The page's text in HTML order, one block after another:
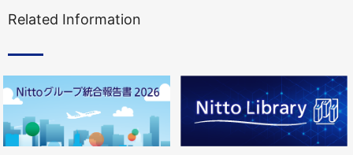
Related Information